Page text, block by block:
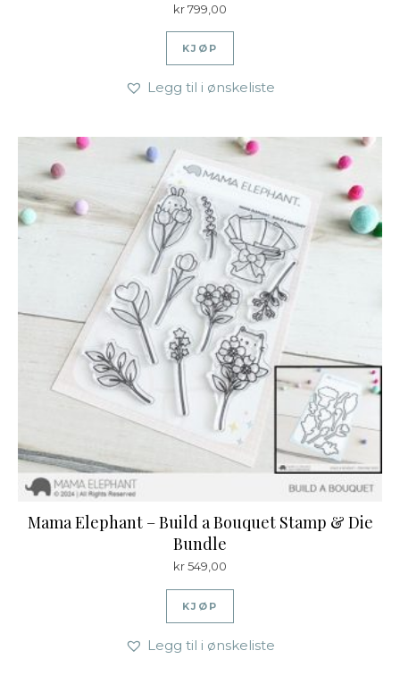
kr799,00
KJØP
Legg til i ønskeliste
Mama Elephant – Build a Bouquet Stamp & Die
Bundle
kr549,00
KJØP
Legg til i ønskeliste